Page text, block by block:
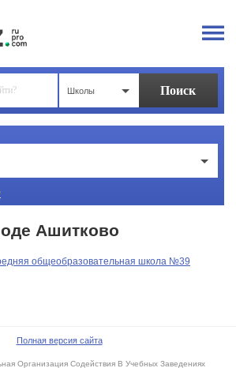
Школы
Ашитково
общеобразовательная школа №39
Полная версия сайта
Организация Содействия В Учебных Заведениях